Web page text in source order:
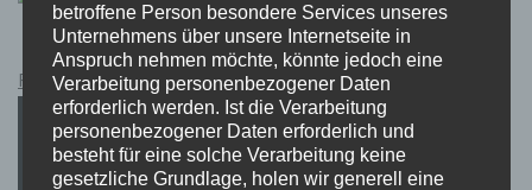
Pokémon Schwert und Schild Kauflink.>LINK<
betroffene Person besondere Services unseres
Unternehmens über unsere Internetseite in
Anspruch nehmen möchte, könnte jedoch eine
Verarbeitung personenbezogener Daten
erforderlich werden. Ist die Verarbeitung
personenbezogener Daten erforderlich und
besteht für eine solche Verarbeitung keine
gesetzliche Grundlage, holen wir generell eine